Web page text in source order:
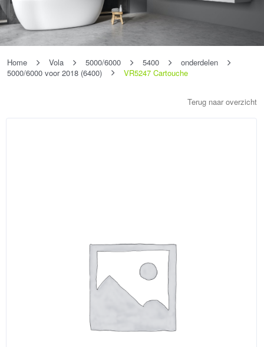
Home Vola 5000/6000 5400
onderdelen
5000/6000 voor 2018 (6400)
VR5247 Cartouche
Terug naar overzicht